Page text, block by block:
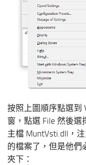
按照上圖順序點選到
窗，點選 File 然後選
主檔 MuntVsti.dll，
的檔案了，但是他們
夾下：